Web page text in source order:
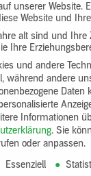
unserer Website.
Website und
alt sind und
Ihre
und andere
während andere
Informationen
. Sie
oder anpassen.
Essenziell